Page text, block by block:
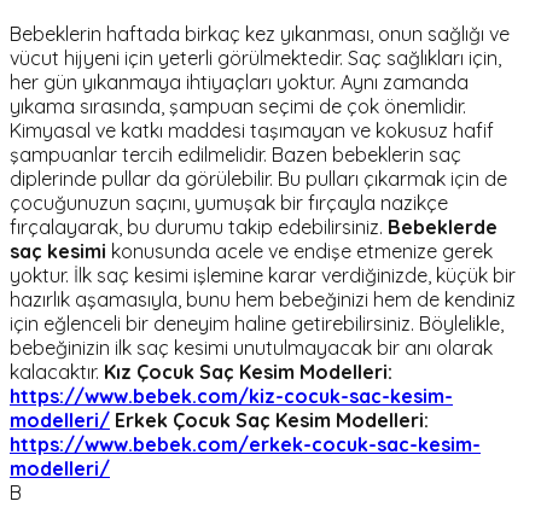
Bebeklerin haftada birkaç kez yıkanması, onun sağlığı ve
vücut hijyeni için yeterli görülmektedir. Saç sağlıkları için,
her gün yıkanmaya ihtiyaçları yoktur. Aynı zamanda
yıkama sırasında, şampuan seçimi de çok önemlidir.
Kimyasal ve katkı maddesi taşımayan ve kokusuz hafif
şampuanlar tercih edilmelidir. Bazen bebeklerin saç
diplerinde pullar da görülebilir. Bu pulları çıkarmak için de
çocuğunuzun saçını, yumuşak bir fırçayla nazikçe
fırçalayarak, bu durumu takip edebilirsiniz. Bebeklerde
saç kesimi konusunda acele ve endişe etmenize gerek
yoktur. İlk saç kesimi işlemine karar verdiğinizde, küçük bir
hazırlık aşamasıyla, bunu hem bebeğinizi hem de kendiniz
için eğlenceli bir deneyim haline getirebilirsiniz. Böylelikle,
bebeğinizin ilk saç kesimi unutulmayacak bir anı olarak
kalacaktır. Kız Çocuk Saç Kesim Modelleri:
https://www.bebek.com/kiz-cocuk-sac-kesim-
modelleri/ Erkek Çocuk Saç Kesim Modelleri:
https://www.bebek.com/erkek-cocuk-sac-kesim-
modelleri/
B